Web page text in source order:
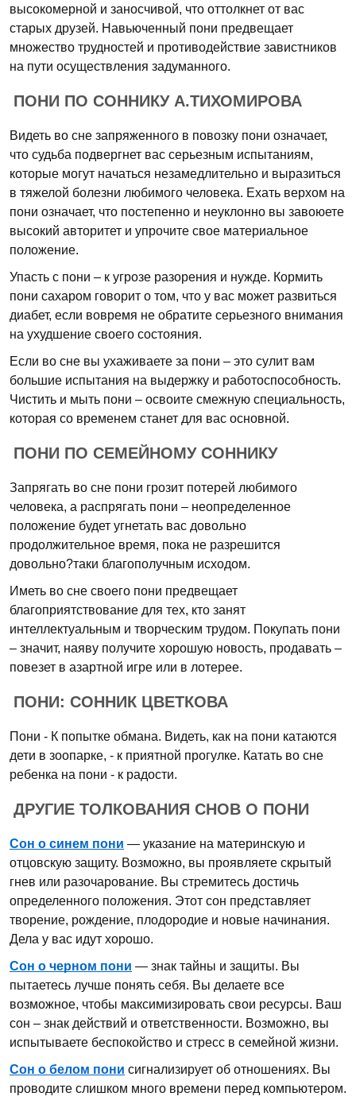
высокомерной и заносчивой, что оттолкнет от вас
старых друзей. Навьюченный пони предвещает
множество трудностей и противодействие завистников
на пути осуществления задуманного.
ПОНИ ПО СОННИКУ А.ТИХОМИРОВА
Видеть во сне запряженного в повозку пони означает,
что судьба подвергнет вас серьезным испытаниям,
которые могут начаться незамедлительно и выразиться
в тяжелой болезни любимого человека. Ехать верхом на
пони означает, что постепенно и неуклонно вы завоюете
высокий авторитет и упрочите свое материальное
положение.
Упасть с пони – к угрозе разорения и нужде. Кормить
пони сахаром говорит о том, что у вас может развиться
диабет, если вовремя не обратите серьезного внимания
на ухудшение своего состояния.
Если во сне вы ухаживаете за пони – это сулит вам
большие испытания на выдержку и работоспособность.
Чистить и мыть пони – освоите смежную специальность,
которая со временем станет для вас основной.
ПОНИ ПО СЕМЕЙНОМУ СОННИКУ
Запрягать во сне пони грозит потерей любимого
человека, а распрягать пони – неопределенное
положение будет угнетать вас довольно
продолжительное время, пока не разрешится
довольно?таки благополучным исходом.
Иметь во сне своего пони предвещает
благоприятствование для тех, кто занят
интеллектуальным и творческим трудом. Покупать пони
– значит, наяву получите хорошую новость, продавать –
повезет в азартной игре или в лотерее.
ПОНИ: СОННИК ЦВЕТКОВА
Пони - К попытке обмана. Видеть, как на пони катаются
дети в зоопарке, - к приятной прогулке. Катать во сне
ребенка на пони - к радости.
ДРУГИЕ ТОЛКОВАНИЯ СНОВ О ПОНИ
Сон о синем пони — указание на материнскую и
отцовскую защиту. Возможно, вы проявляете скрытый
гнев или разочарование. Вы стремитесь достичь
определенного положения. Этот сон представляет
творение, рождение, плодородие и новые начинания.
Дела у вас идут хорошо.
Сон о черном пони — знак тайны и защиты. Вы
пытаетесь лучше понять себя. Вы делаете все
возможное, чтобы максимизировать свои ресурсы. Ваш
сон – знак действий и ответственности. Возможно, вы
испытываете беспокойство и стресс в семейной жизни.
Сон о белом пони сигнализирует об отношениях. Вы
проводите слишком много времени перед компьютером.